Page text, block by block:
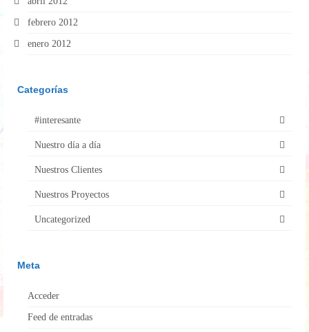
febrero 2012
enero 2012
Categorías
#interesante
Nuestro día a día
Nuestros Clientes
Nuestros Proyectos
Uncategorized
Meta
Acceder
Feed de entradas